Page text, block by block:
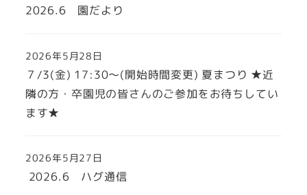
2026.6 園だより
７/3(金) 17:30～(開始時間変更) 夏まつり ★近
隣の方・卒園児の皆さんのご参加をお待ちしてい
ます★
2026年5月28日
2026.6 ハグ通信
2026年5月27日